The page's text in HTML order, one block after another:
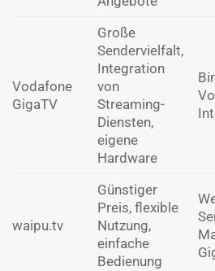
Vodafone
GigaTV
Große
Sendervielfalt,
Integration
von
Streaming-
Diensten,
eigene
Hardware
waipu.tv
Günstiger
Preis, flexible
Nutzung,
einfache
Bedienung